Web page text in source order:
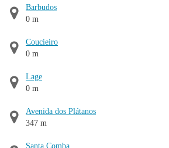
Barbudos
0 m
Coucieiro
0 m
Lage
0 m
Avenida dos Plátanos
347 m
Santa Comba